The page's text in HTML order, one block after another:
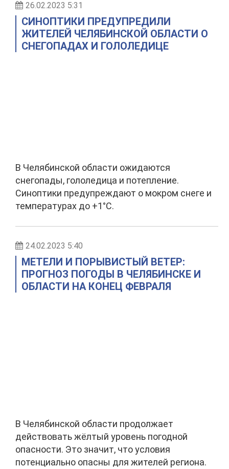
26.02.2023 5:31
СИНОПТИКИ ПРЕДУПРЕДИЛИ
ЖИТЕЛЕЙ ЧЕЛЯБИНСКОЙ ОБЛАСТИ О
СНЕГОПАДАХ И ГОЛОЛЕДИЦЕ
В Челябинской области ожидаются
снегопады, гололедица и потепление.
Синоптики предупреждают о мокром снеге и
температурах до +1°C.
24.02.2023 5:40
МЕТЕЛИ И ПОРЫВИСТЫЙ ВЕТЕР:
ПРОГНОЗ ПОГОДЫ В ЧЕЛЯБИНСКЕ И
ОБЛАСТИ НА КОНЕЦ ФЕВРАЛЯ
В Челябинской области продолжает
действовать жёлтый уровень погодной
опасности. Это значит, что условия
потенциально опасны для жителей региона.